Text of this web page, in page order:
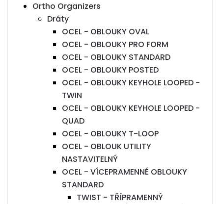
Ortho Organizers
Dráty
OCEL - OBLOUKY OVAL
OCEL - OBLOUKY PRO FORM
OCEL - OBLOUKY STANDARD
OCEL - OBLOUKY POSTED
OCEL - OBLOUKY KEYHOLE LOOPED -
TWIN
OCEL - OBLOUKY KEYHOLE LOOPED -
QUAD
OCEL - OBLOUKY T-LOOP
OCEL - OBLOUK UTILITY
NASTAVITELNÝ
OCEL - VÍCEPRAMENNÉ OBLOUKY
STANDARD
TWIST - TŘÍPRAMENNÝ